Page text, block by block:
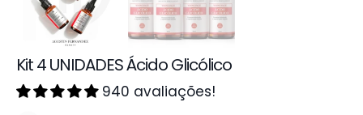
Kit 4 UNIDADES Ácido Glicólico
940 avaliações!